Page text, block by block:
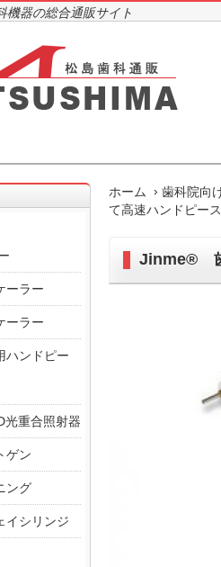
機器の総合通販サイト
ホーム 歯科院向
て高速ハンドピース
Jinme® 歯
ーラー
ーラー
ハンドピー
光重合照射器
ゲン
ング
イシリンジ